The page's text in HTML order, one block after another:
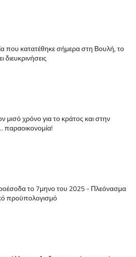
που κατατέθηκε σήμερα στη Βουλή, το
διευκρινήσεις
μισό χρόνο για το κράτος και στην
παραοικονομία!
το 7μηνο του 2025 - Πλεόνασμα
προϋπολογισμό